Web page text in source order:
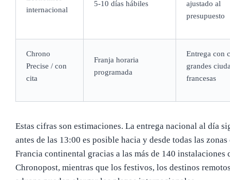
internacional
5-10 días hábiles
ajustado al
presupuesto
Chrono
Precise / con
cita
Franja horaria
programada
Entrega con
grandes
francesas
Estas cifras son estimaciones. La entrega nacional al día
antes de las 13:00 es posible hacia y desde todas las zonas
Francia continental gracias a las más de 140 instalaciones
Chronopost, mientras que los festivos, los destinos